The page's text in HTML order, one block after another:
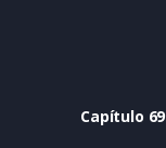
Capítulo 69